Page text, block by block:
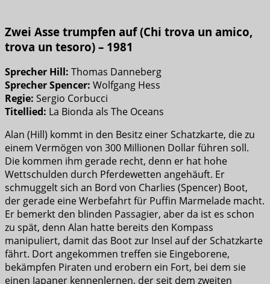
Zwei Asse trumpfen auf (Chi trova un amico,
trova un tesoro) – 1981
Sprecher Hill: Thomas Danneberg
Sprecher Spencer: Wolfgang Hess
Regie: Sergio Corbucci
Titellied: La Bionda als The Oceans
Alan (Hill) kommt in den Besitz einer Schatzkarte, die zu
einem Vermögen von 300 Millionen Dollar führen soll.
Die kommen ihm gerade recht, denn er hat hohe
Wettschulden durch Pferdewetten angehäuft. Er
schmuggelt sich an Bord von Charlies (Spencer) Boot,
der gerade eine Werbefahrt für Puffin Marmelade macht.
Er bemerkt den blinden Passagier, aber da ist es schon
zu spät, denn Alan hatte bereits den Kompass
manipuliert, damit das Boot zur Insel auf der Schatzkarte
fährt. Dort angekommen treffen sie Eingeborene,
bekämpfen Piraten und erobern ein Fort, bei dem sie
einen Japaner kennenlernen, der seit dem zweiten